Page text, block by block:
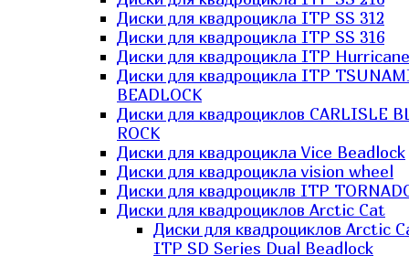
Диски для квадроцикла ITP SS 312
Диски для квадроцикла ITP SS 316
Диски для квадроцикла ITP Hurricane
Диски для квадроцикла ITP
BEADLOCK
Диски для квадроциклов CARLISLE
ROCK
Диски для квадроцикла Vice Beadlock
Диски для квадроцикла vision wheel
Диски для квадроциклв ITP
Диски для квадроциклов Arctic Cat
Диски для квадроциклов Arctic
ITP SD Series Dual Beadlock